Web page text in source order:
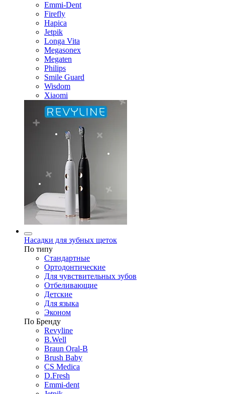
Emmi-Dent
Firefly
Hapica
Jetpik
Longa Vita
Megasonex
Megaten
Philips
Smile Guard
Wisdom
Xiaomi
Насадки для зубных щеток
По типу
Стандартные
Ортодонтические
Для чувствительных зубов
Отбеливающие
Детские
Для языка
Эконом
По Бренду
Revyline
B.Well
Braun Oral-B
Brush Baby
CS Medica
D.Fresh
Emmi-dent